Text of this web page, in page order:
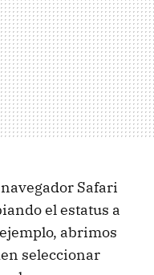
Safari
el estatus a
abrimos
seleccionar